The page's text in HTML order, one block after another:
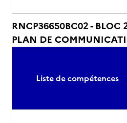
RNCP36650BC02 - BLOC
PLAN DE
Liste de compétences